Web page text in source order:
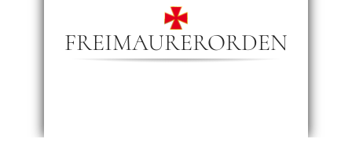
FREIMAURERORDEN